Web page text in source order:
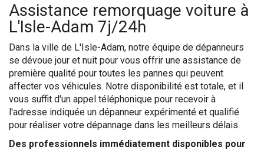
Assistance remorquage voiture à
L'Isle-Adam 7j/24h
Dans la ville de L'Isle-Adam, notre équipe de dépanneurs
se dévoue jour et nuit pour vous offrir une assistance de
première qualité pour toutes les pannes qui peuvent
affecter vos véhicules. Notre disponibilité est totale, et il
vous suffit d'un appel téléphonique pour recevoir à
l'adresse indiquée un dépanneur expérimenté et qualifié
pour réaliser votre dépannage dans les meilleurs délais.
Des professionnels immédiatement disponibles pour